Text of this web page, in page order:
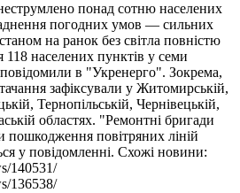
понад сотню населених
погодних умов — сильних
на ранок без світла повністю
118 населених пунктів у семи
в "Укренерго". Зокрема,
зафіксували у Житомирській,
Тернопільській, Чернівецькій,
областях. "Ремонтні бригади
пошкодження повітряних ліній
у повідомленні. Схожі новини:
140531/
136538/